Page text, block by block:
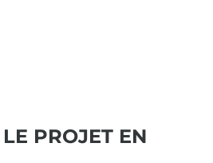
LE PROJET EN